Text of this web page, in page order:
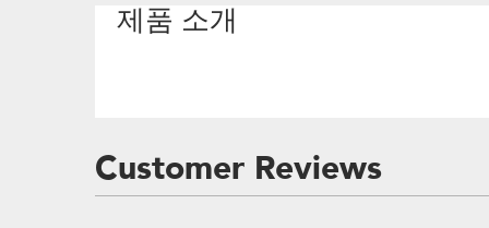
제품 소개
Customer Reviews